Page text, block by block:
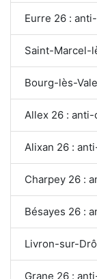
Eurre 26 :
Saint-Marcel-
Bourg-lès-
Allex 26 :
Alixan 26 :
Charpey 26 :
Bésayes 26 :
Livron-sur-
Grane 26 :